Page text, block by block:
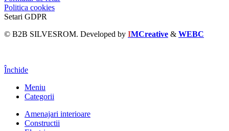
Politica cookies
Setari GDPR
© B2B SILVESROM. Developed by IMCreative & WEBC
Închide
Meniu
Categorii
Amenajari interioare
Constructii